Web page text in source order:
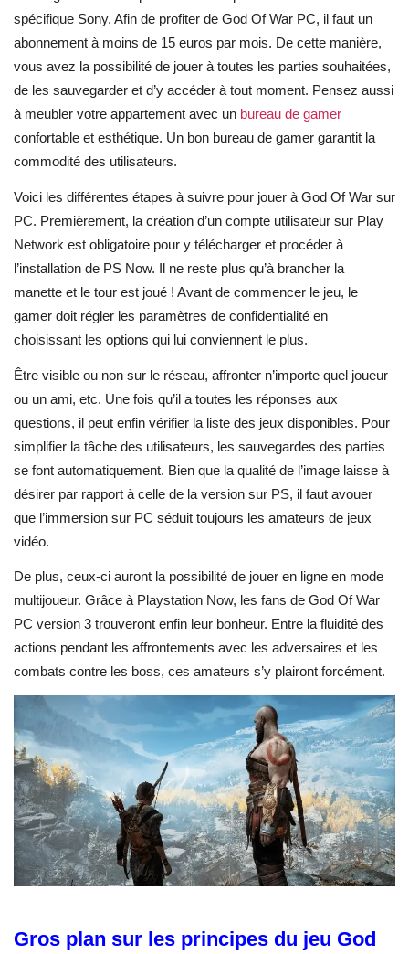
spécifique Sony. Afin de profiter de God Of War PC, il faut un
abonnement à moins de 15 euros par mois. De cette manière,
vous avez la possibilité de jouer à toutes les parties souhaitées,
de les sauvegarder et d’y accéder à tout moment. Pensez aussi
à meubler votre appartement avec un bureau de gamer
confortable et esthétique. Un bon bureau de gamer garantit la
commodité des utilisateurs.
Voici les différentes étapes à suivre pour jouer à God Of War sur
PC. Premièrement, la création d’un compte utilisateur sur Play
Network est obligatoire pour y télécharger et procéder à
l’installation de PS Now. Il ne reste plus qu’à brancher la
manette et le tour est joué ! Avant de commencer le jeu, le
gamer doit régler les paramètres de confidentialité en
choisissant les options qui lui conviennent le plus.
Être visible ou non sur le réseau, affronter n’importe quel joueur
ou un ami, etc. Une fois qu’il a toutes les réponses aux
questions, il peut enfin vérifier la liste des jeux disponibles. Pour
simplifier la tâche des utilisateurs, les sauvegardes des parties
se font automatiquement. Bien que la qualité de l’image laisse à
désirer par rapport à celle de la version sur PS, il faut avouer
que l’immersion sur PC séduit toujours les amateurs de jeux
vidéo.
De plus, ceux-ci auront la possibilité de jouer en ligne en mode
multijoueur. Grâce à Playstation Now, les fans de God Of War
PC version 3 trouveront enfin leur bonheur. Entre la fluidité des
actions pendant les affrontements avec les adversaires et les
combats contre les boss, ces amateurs s’y plairont forcément.
Gros plan sur les principes du jeu God